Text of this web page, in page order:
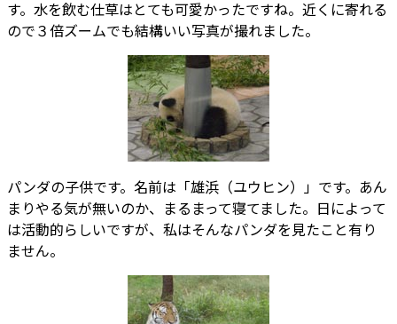
す。水を飲む仕草はとても可愛かったですね。近くに寄れる
ので３倍ズームでも結構いい写真が撮れました。
パンダの子供です。名前は「雄浜（ユウヒン）」です。あん
まりやる気が無いのか、まるまって寝てました。日によって
は活動的らしいですが、私はそんなパンダを見たこと有り
ません。